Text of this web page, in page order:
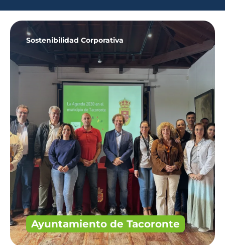
Sostenibilidad Corporativa
Ayuntamiento de Tacoronte